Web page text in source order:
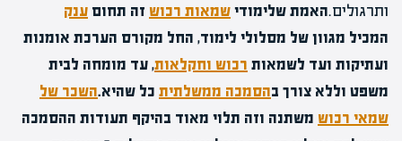
ותרגולים.האמת שלימודישמאות רכוש זה תחום ענק
המכיל מגוון של מסלולי לימוד, החל מקורס הערכת אומנות
ועתיקות ועד לשמאות רכוש וחקלאות, עד מומחה לבית
משפט וללא צורך בהסמכה ממשלתית כל שהיא.השכר של
שמאי רכוש משתנה וזה תלוי מאוד בהיקף תעודות ההסמכה